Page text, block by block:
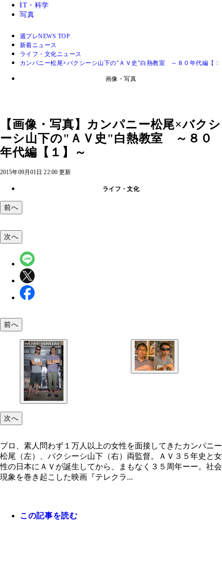
IT・科学
写真
週プレNEWS TOP
新着ニュース
ライフ・文化ニュース
カンパニー松尾×バクシーシ山下の"ＡＶ史"白熱教室 ～８０年代編【１
画像・写真
【画像・写真】カンパニー松尾×バクシ
ーシ山下の"ＡＶ史"白熱教室 ～８０
年代編【１】～
2015年09月01日 22:00 更新
ライフ・文化
前へ
次へ
前へ
次へ
プロ、素人問わず１万人以上の女性を面接してきたカンパニー
松尾（左）、バクシーシ山下（右）両監督。ＡＶ３５年史と女
性の日本にＡＶが誕生してから、まもなく３５周年ーー。社会
現象を巻き起こした映画『テレクラ...
この記事を読む